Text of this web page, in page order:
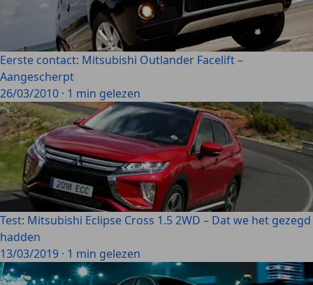
Eerste contact: Mitsubishi Outlander Facelift –
Aangescherpt
26/03/2010 · 1 min gelezen
Test: Mitsubishi Eclipse Cross 1.5 2WD – Dat we het gezegd
hadden
13/03/2019 · 1 min gelezen